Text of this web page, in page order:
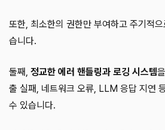
또한, 최소한의 권한만 부여하고 주기적
습니다.
둘째, 정교한 에러 핸들링과 로깅 시스템
출 실패, 네트워크 오류, LLM 응답 지연
수 있습니다.